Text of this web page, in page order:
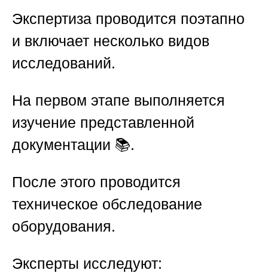
Экспертиза проводится поэтапно
и включает несколько видов
исследований.
На первом этапе выполняется
изучение представленной
документации 📚.
После этого проводится
техническое обследование
оборудования.
Эксперты исследуют: